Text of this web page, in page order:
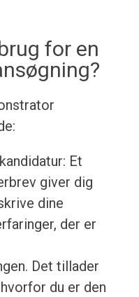
for en
Et
giver dig
dine
der er
Det tillader
du er den